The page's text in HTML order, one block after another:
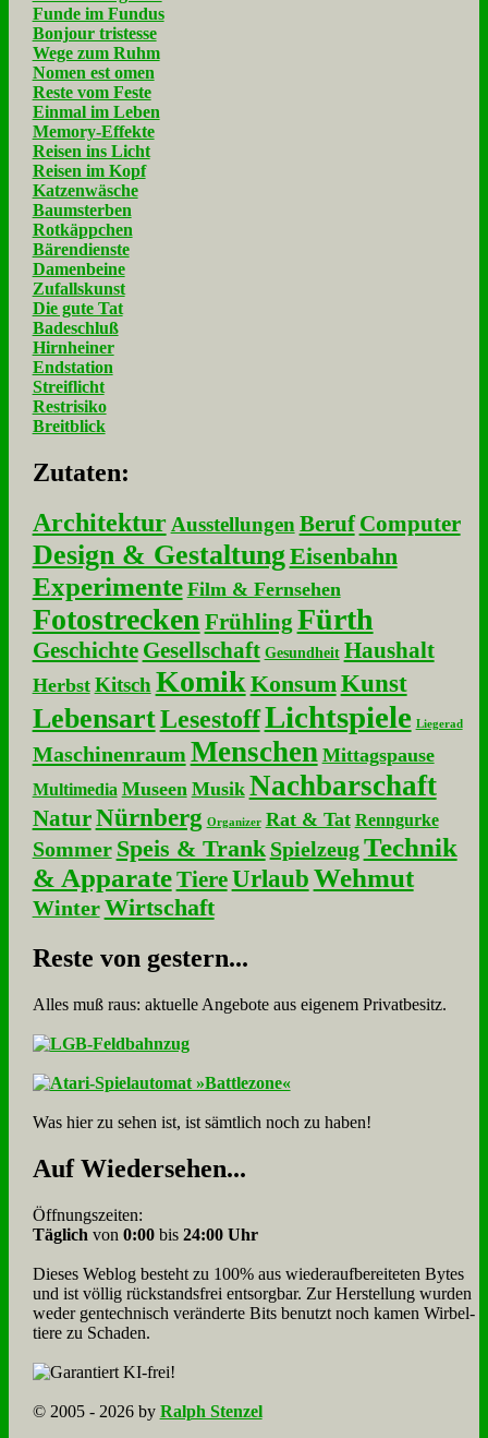
Funde im Fundus
Bonjour tristesse
Wege zum Ruhm
Nomen est omen
Reste vom Feste
Einmal im Leben
Memory-Effekte
Reisen ins Licht
Reisen im Kopf
Katzenwäsche
Baumsterben
Rotkäppchen
Bärendienste
Damenbeine
Zufallskunst
Die gute Tat
Badeschluß
Hirnheiner
Endstation
Streiflicht
Restrisiko
Breitblick
Zu­ta­ten:
Architektur Ausstellungen Beruf Computer
Design & GestaltungEisenbahn
Experimente Film & Fernsehen
Fotostrecken Frühling Fürth
Geschichte Gesellschaft Gesundheit Haushalt
Herbst Kitsch KomikKonsumKunst
LebensartLesestoffLichtspiele Liegerad
Maschinenraum Menschen Mittagspause
Multimedia Museen Musik Nachbarschaft
NaturNürnberg Organizer Rat & Tat Renngurke
Sommer Speis & Trank Spielzeug Technik
& Apparate Tiere UrlaubWehmut
Winter Wirtschaft
Re­ste von ge­stern...
Alles muß raus: aktuelle An­ge­bo­te aus eigenem Privatbesitz.
Was hier zu sehen ist, ist sämt­lich noch zu haben!
Auf Wie­der­se­hen...
Öffnungszeiten:
Täglich von 0:00bis 24:00 Uhr
Dieses Weblog besteht zu 100% aus wie­der­auf­bereite­ten Bytes
und ist völlig rück­stands­frei ent­sorg­bar. Zur Herstellung wurden
weder gen­tech­nisch veränderte Bits benutzt noch kamen Wir­bel­
tiere zu Scha­den.
© 2005 - 2026 by Ralph Stenzel